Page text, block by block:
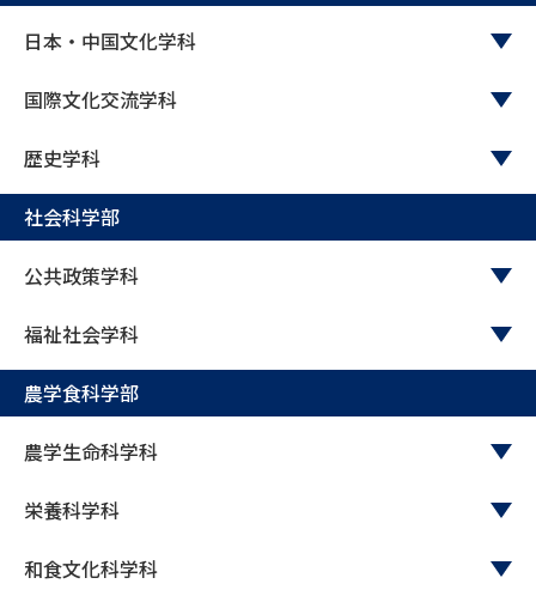
新増設大学・学部・学科特集
デジタルパンフレット
新学年スタート号特集ページ
（高3生用）
新学年スタート号特集ページ
SELFBRAND特集ページ
オープンキャンパスなどを調べる
オープンキャンパス検索
来場型・Web型イベント特集
日本・中国文化学科
国際文化交流学科
歴史学科
社会科学部
公共政策学科
福祉社会学科
農学食科学部
農学生命科学科
栄養科学科
和食文化科学科